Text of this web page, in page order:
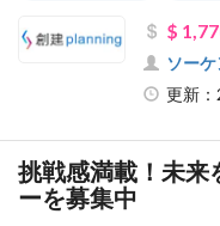
$
ソー
更新：
挑戦感満載！未来
ーを募集中